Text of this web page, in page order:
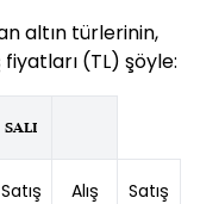
altın türlerinin,
(TL) şöyle:
SALI
Satış Alış Satış